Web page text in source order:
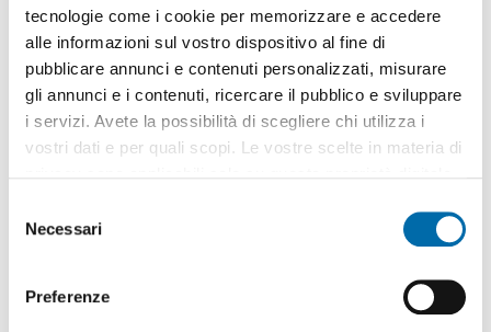
tecnologie come i cookie per memorizzare e accedere
alle informazioni sul vostro dispositivo al fine di
pubblicare annunci e contenuti personalizzati, misurare
gli annunci e i contenuti, ricercare il pubblico e sviluppare
i servizi. Avete la possibilità di scegliere chi utilizza i
vostri dati e per quali scopi. Le vostre scelte in materia di
modificare o revocare il proprio consenso in qualsiasi
momento dalla Dichiarazione sui cookie o facendo clic
Necessari
Preferenze